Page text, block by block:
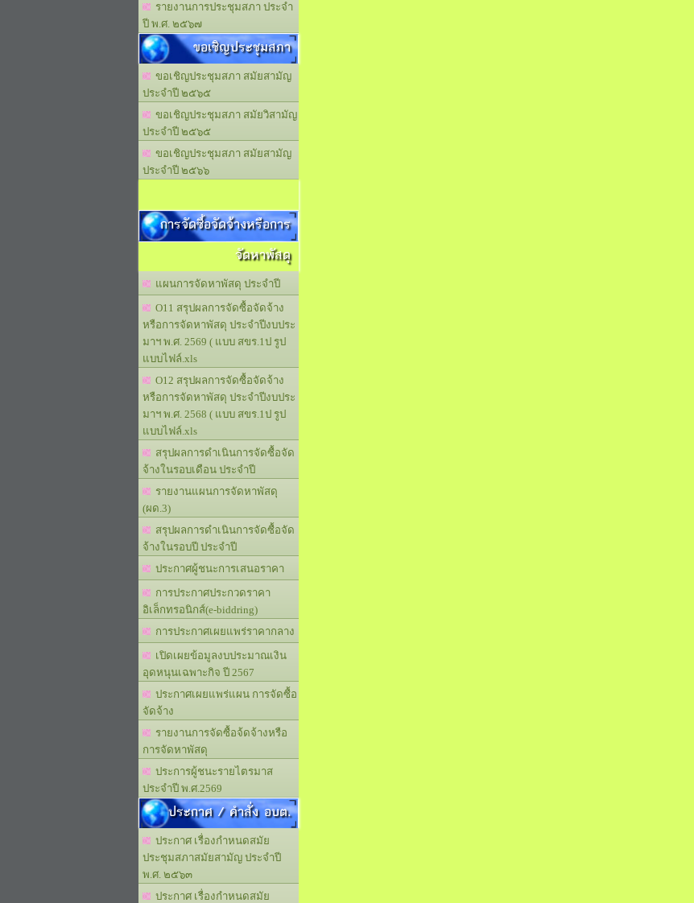
รายงานการประชุมสภา ประจำ
ปี พ.ศ. ๒๕๖๗
ขอเชิญประชุมสภา
ขอเชิญประชุมสภา สมัยสามัญ
ประจำปี ๒๕๖๕
ขอเชิญประชุมสภา สมัยวิสามัญ
ประจำปี ๒๕๖๕
ขอเชิญประชุมสภา สมัยสามัญ
ประจำปี ๒๕๖๖
การจัดซื้อจัดจ้างหรือการ
จัดหาพัสดุ
แผนการจัดหาพัสดุ ประจำปี
O11 สรุปผลการจัดซื้อจัดจ้าง
หรือการจัดหาพัสดุ ประจำปีงบประ
มาฯ พ.ศ. 2569 ( แบบ สขร.1ป รูป
แบบไฟล์.xls
O12 สรุปผลการจัดซื้อจัดจ้าง
หรือการจัดหาพัสดุ ประจำปีงบประ
มาฯ พ.ศ. 2568 ( แบบ สขร.1ป รูป
แบบไฟล์.xls
สรุปผลการดำเนินการจัดซื้อจัด
จ้างในรอบเดือน ประจำปี
รายงานแผนการจัดหาพัสดุ
(ผด.3)
สรุปผลการดำเนินการจัดซื้อจัด
จ้างในรอบปี ประจำปี
ประกาศผู้ชนะการเสนอราคา
การประกาศประกวดราคา
อิเล็กทรอนิกส์(e-biddring)
การประกาศเผยแพร่ราคากลาง
เปิดเผยข้อมูลงบประมาณเงิน
อุดหนุนเฉพาะกิจ ปี 2567
ประกาศเผยแพร่แผน การจัดซื้อ
จัดจ้าง
รายงานการจัดซื้อจ้ดจ้างหรือ
การจัดหาพัสดุ
ประการผู้ชนะรายไตรมาส
ประจำปี พ.ศ.2569
ประกาศ / คำสั่ง อบต.
ประกาศ เรื่องกำหนดสมัย
ประชุมสภาสมัยสามัญ ประจำปี
พ.ศ. ๒๕๖๓
ประกาศ เรื่องกำหนดสมัย